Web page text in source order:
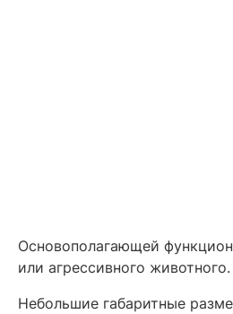
Основополагающей
или агрессивного животного.
Небольшие габаритные